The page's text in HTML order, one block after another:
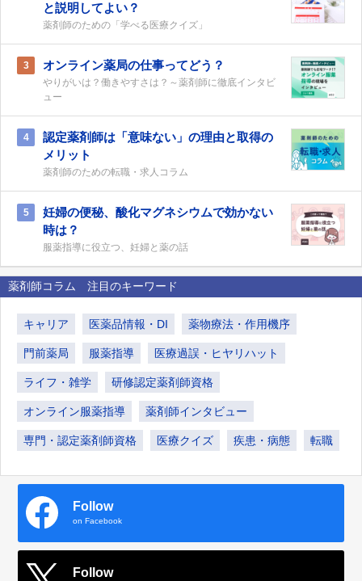
と説明してよい？
薬剤師のための「学べる医療クイズ」
3 オンライン薬局の仕事ってどう？
やりがいは？働きやすさは？～薬剤師に徹底インタビ
ュー
4
認定薬剤師は「意味ない」の理由と取得の
メリット
薬剤師のための転職・求人コラム
5
妊婦の便秘、酸化マグネシウムで効かない
時は？
服薬指導に役立つ、妊婦と薬の話
薬剤師コラム 注目のキーワード
キャリア 医薬品情報・DI 薬物療法・作用機序
門前薬局 服薬指導 医療過誤・ヒヤリハット
ライフ・雑学 研修認定薬剤師資格
オンライン服薬指導 薬剤師インタビュー
専門・認定薬剤師資格 医療クイズ 疾患・病態 転職
Follow
on Facebook
Follow